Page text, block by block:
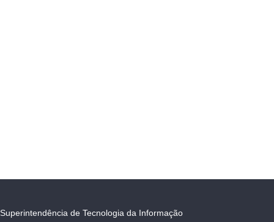
Superintendência de Tecnologia da Informação